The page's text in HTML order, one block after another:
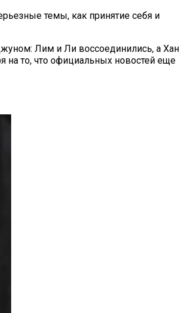
темы, как принятие себя и
Лим и Ли воссоединились, а Хан
на то, что официальных новостей еще